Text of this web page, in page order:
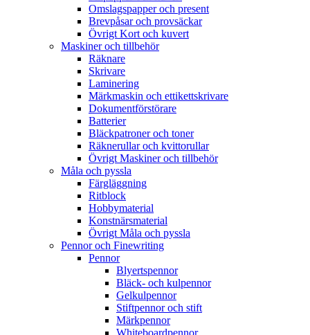
Omslagspapper och present
Brevpåsar och provsäckar
Övrigt Kort och kuvert
Maskiner och tillbehör
Räknare
Skrivare
Laminering
Märkmaskin och ettikettskrivare
Dokumentförstörare
Batterier
Bläckpatroner och toner
Räknerullar och kvittorullar
Övrigt Maskiner och tillbehör
Måla och pyssla
Färgläggning
Ritblock
Hobbymaterial
Konstnärsmaterial
Övrigt Måla och pyssla
Pennor och Finewriting
Pennor
Blyertspennor
Bläck- och kulpennor
Gelkulpennor
Stiftpennor och stift
Märkpennor
Whiteboardpennor